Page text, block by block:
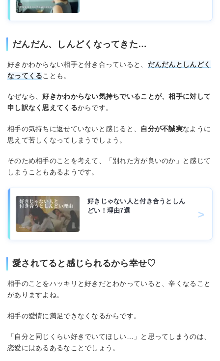
だんだん、しんどくなってきた…
好きかわからない相手と付き合っていると、 だんだんとしんどく
なってくることも。
なぜなら、好きかわからない気持ちでいることが、相手に対して
申し訳なく思えてくるからです。
相手の気持ちに返せていないと感じると、 自分が不誠実なように
思えて苦しくなってしまうでしょう。
そのため相手のことを考えて、「別れた方が良いのか」と感じて
しまうこともあるようです。
好きじゃない人と付き合うとしん
どい！理由7選
愛されてると感じられるから幸せ♡
相手のことをハッキリと好きだとわかっていると、辛くなること
がありますよね。
相手の愛情に満足できなくなるからです。
「自分と同じくらい好きでいてほしい…」と思ってしまうのは、
恋愛にはあるあるなことでしょう。